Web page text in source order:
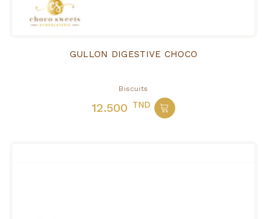
GULLON DIGESTIVE CHOCO
Biscuits
12.500 TND